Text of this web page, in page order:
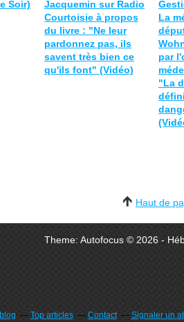
Soir)
Jacquemin sur Radio
Courtoisie à propos
du livre : "Ne leur
pardonnez pas, ils
savent très bien ce
qu'ils font" (Vidéo)
La
par
"La
Haut de
Theme: Autofocus © 2026 -
Top articles Contact Signaler un